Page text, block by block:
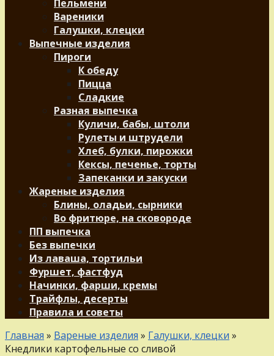
Пельмени
Вареники
Галушки, клецки
Выпечные изделия
Пироги
К обеду
Пицца
Сладкие
Разная выпечка
Куличи, бабы, штоли
Рулеты и штрудели
Хлеб, булки, пирожки
Кексы, печенье, торты
Запеканки и закуски
Жареные изделия
Блины, оладьи, сырники
Во фритюре, на сковороде
ПП выпечка
Без выпечки
Из лаваша, тортильи
Фуршет, фастфуд
Начинки, фарши, кремы
Трайфлы, десерты
Правила и советы
Главная » Вареные изделия » Галушки, клецки »
Кнедлики картофельные со сливой